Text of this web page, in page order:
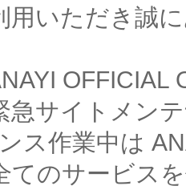
用いただき誠
OFFICIAL
急サイトメン
ス作業中は
てのサービス